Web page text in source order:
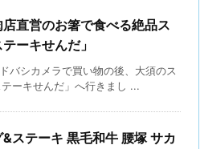
直営のお箸で食べる絶品ス
ーキせんだ」
バシカメラで買い物の後、大須のス
ーキせんだ」へ行きまし ...
ステーキ 黒毛和牛 腰塚 サカ